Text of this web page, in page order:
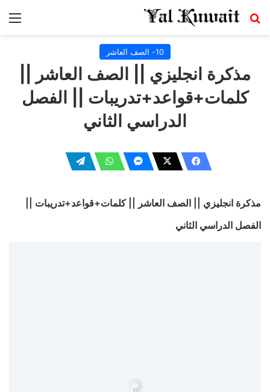
بحث عن
10- الصف العاشر
مذكرة انجليزي || الصف العاشر ||
كلمات+قواعد+تدريبات || الفصل
الدراسي الثاني
مذكرة انجليزي || الصف العاشر || كلمات+قواعد+تدريبات ||
الفصل الدراسي الثاني